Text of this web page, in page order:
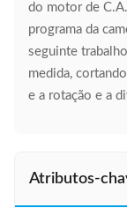
do motor de
programa da
seguinte
medida,
e a rotação e a
Atributos-